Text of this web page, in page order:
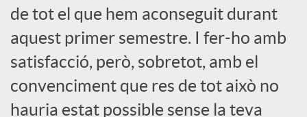
o
c
de tot el que hem aconseguit durant
aquest primer semestre. I fer-ho amb
satisfacció, però, sobretot, amb el
convenciment que res de tot això no
hauria estat possible sense la teva